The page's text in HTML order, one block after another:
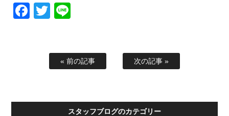
Facebook
Twitter
« 前の記事 次の記事 »
スタッフブログのカテゴリー